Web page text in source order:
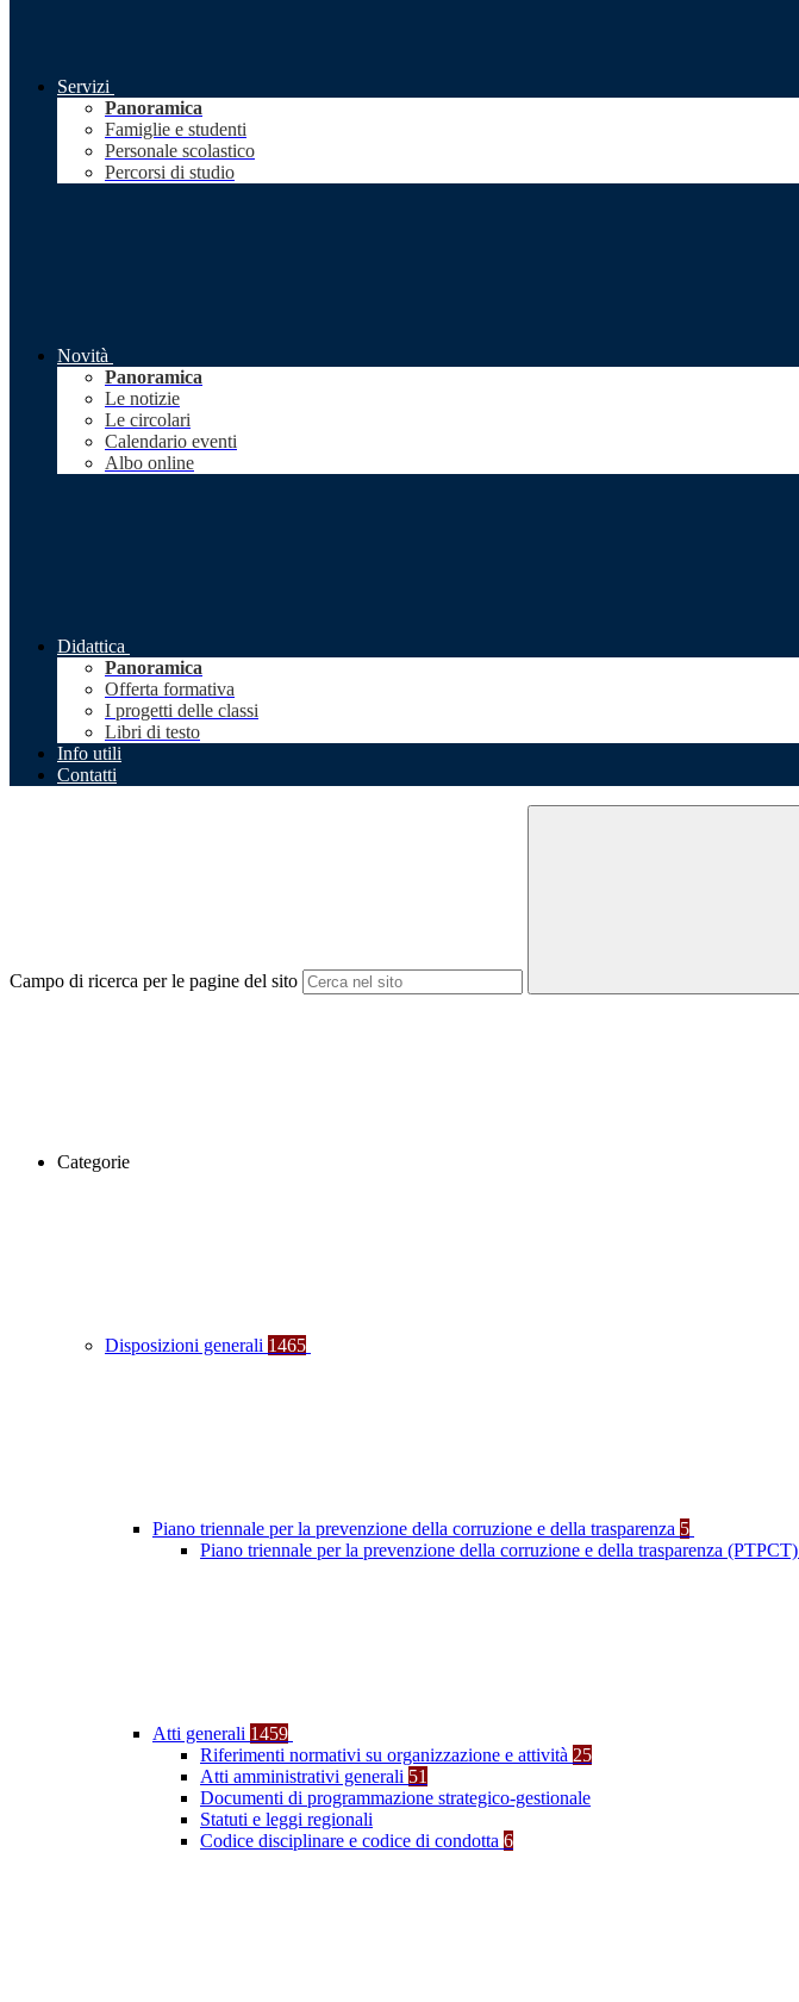
Servizi
Panoramica
Famiglie e studenti
Personale scolastico
Percorsi di studio
Novità
Panoramica
Le notizie
Le circolari
Calendario eventi
Albo online
Didattica
Panoramica
Offerta formativa
I progetti delle classi
Libri di testo
Info utili
Contatti
Campo di ricerca per le pagine del sito
Categorie
Disposizioni generali 1465
Piano triennale per la prevenzione della corruzione e della trasparenza 5
Piano triennale per la prevenzione della corruzione e della trasparenza (PTPCT)
Atti generali 1459
Riferimenti normativi su organizzazione e attività 25
Atti amministrativi generali 51
Documenti di programmazione strategico-gestionale
Statuti e leggi regionali
Codice disciplinare e codice di condotta 6